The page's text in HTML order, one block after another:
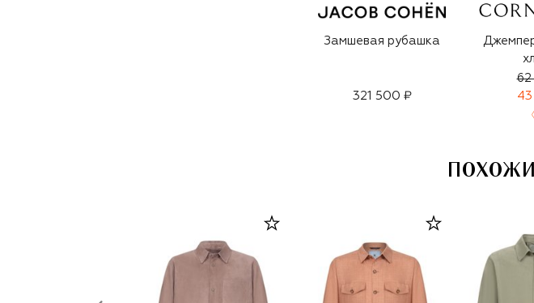
Замшевая рубашка
321 500 ₽